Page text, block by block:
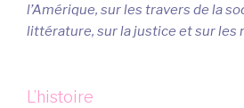
l’Amérique, sur les travers de la
littérature, sur la justice et sur les
L’histoire